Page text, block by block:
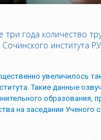
три года количество
Сочинского института
увеличилось
Такие данные
образования,
на заседании Ученого